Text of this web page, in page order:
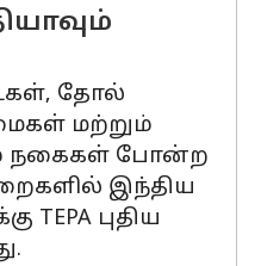
தோல்
மற்றும்
நகைகள் போன்ற
இந்திய
TEPA புதிய